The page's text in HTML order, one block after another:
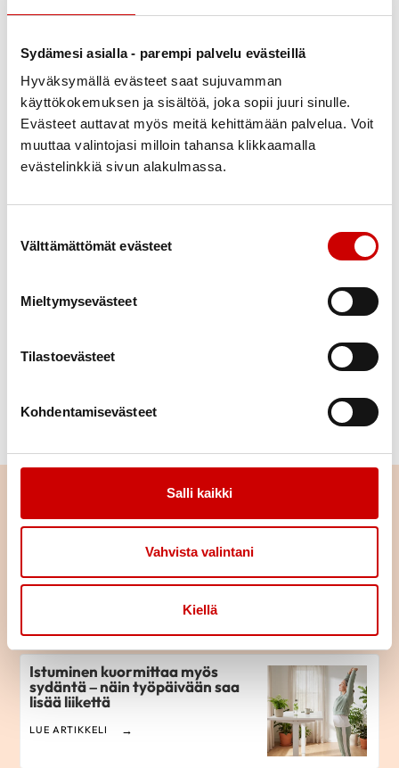
Sydämesi asialla - parempi palvelu evästeillä
Hyväksymällä evästeet saat sujuvamman
käyttökokemuksen ja sisältöä, joka sopii juuri sinulle.
Evästeet auttavat myös meitä kehittämään palvelua. Voit
muuttaa valintojasi milloin tahansa klikkaamalla
evästelinkkiä sivun alakulmassa.
Välttämättömät evästeet
Mieltymysevästeet
Tilastoevästeet
Kohdentamisevästeet
Salli kaikki
Vahvista valintani
Kiellä
ympäristöystävällistä. Tee parempia valintoja
Vinkkejä kasvisten käytön lisäämiseen
Kokeile kasvisten lisäämistä tuttuihin resepteihin,
esim. makaronilaatikkoon
kasviproteiinivalmisteita ja perunamuusiin
Yritä syödä joka aterialla jotain kasvista.
Hedelmät ja marjat sopivat oivasti jälkiruokiin ja
Valitse lautaselle lihan sijasta kasviproteiinia.
ruoanlaitossa
.
Lihaton lokakuu haastaa
Istuminen kuormittaa myös
sydäntä – näin työpäivään saa
lisää liikettä
LUE ARTIKKELI